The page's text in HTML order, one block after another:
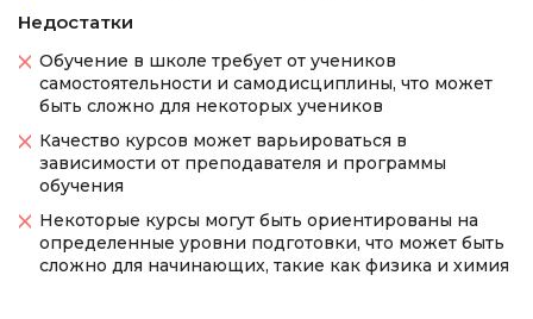
Недостатки
Обучение в школе требует от учеников
самостоятельности и самодисциплины, что может
быть сложно для некоторых учеников
Качество курсов может варьироваться в
зависимости от преподавателя и программы
обучения
Некоторые курсы могут быть ориентированы на
определенные уровни подготовки, что может быть
сложно для начинающих, такие как физика и химия